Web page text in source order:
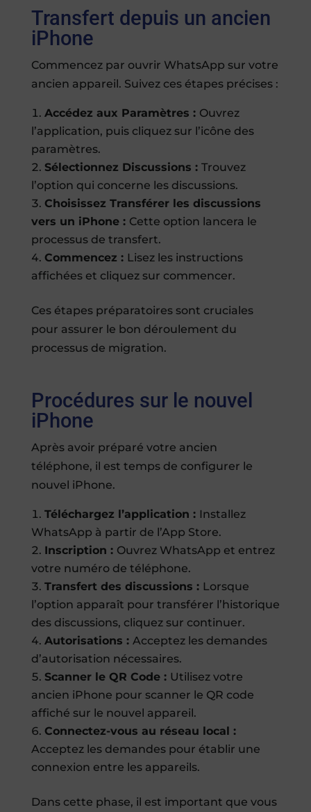
Transfert depuis un ancien
iPhone
Commencez par ouvrir WhatsApp sur votre
ancien appareil. Suivez ces étapes précises :
Accédez aux Paramètres : Ouvrez
l’application, puis cliquez sur l’icône des
paramètres.
Sélectionnez Discussions : Trouvez
l’option qui concerne les discussions.
Choisissez Transférer les discussions
vers un iPhone : Cette option lancera le
processus de transfert.
Commencez : Lisez les instructions
affichées et cliquez sur commencer.
Ces étapes préparatoires sont cruciales
pour assurer le bon déroulement du
processus de migration.
Procédures sur le nouvel
iPhone
Après avoir préparé votre ancien
téléphone, il est temps de configurer le
nouvel iPhone.
Téléchargez l’application : Installez
WhatsApp à partir de l’App Store.
Inscription : Ouvrez WhatsApp et entrez
votre numéro de téléphone.
Transfert des discussions : Lorsque
l’option apparaît pour transférer l’historique
des discussions, cliquez sur continuer.
Autorisations : Acceptez les demandes
d’autorisation nécessaires.
Scanner le QR Code : Utilisez votre
ancien iPhone pour scanner le QR code
affiché sur le nouvel appareil.
Connectez-vous au réseau local :
Acceptez les demandes pour établir une
connexion entre les appareils.
Dans cette phase, il est important que vous